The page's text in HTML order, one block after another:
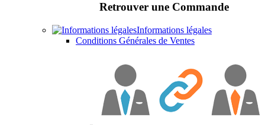
Retrouver une Commande
Informations légales
Conditions Générales de Ventes